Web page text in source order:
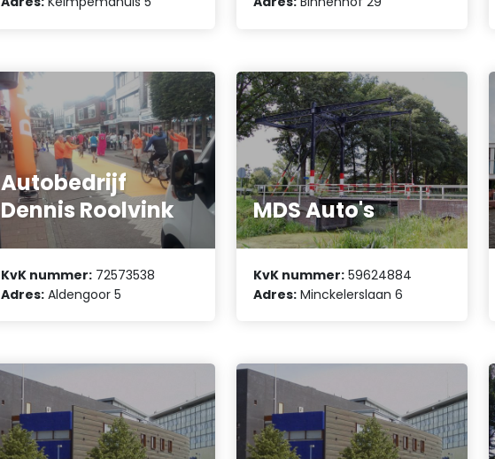
Autobedrijf
Dennis Roolvink
KvK nummer: 72573538
Adres: Aldengoor 5
MDS Auto's
KvK nummer: 59624884
Adres: Minckelerslaan 6